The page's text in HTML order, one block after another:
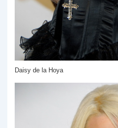
Daisy de la Hoya